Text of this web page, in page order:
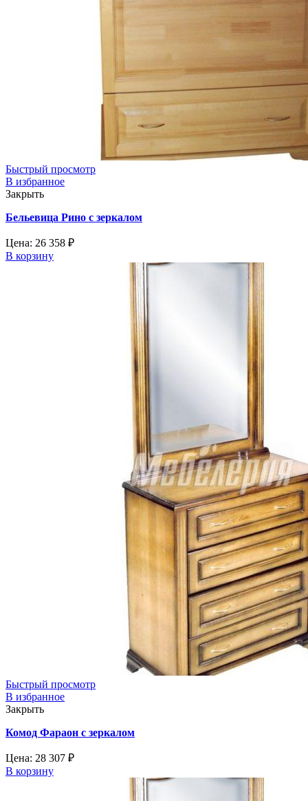
Быстрый просмотр
В избранное
Закрыть
Бельевица Рино с зеркалом
Цена: 26 358 ₽
В корзину
Быстрый просмотр
В избранное
Закрыть
Комод Фараон с зеркалом
Цена: 28 307 ₽
В корзину